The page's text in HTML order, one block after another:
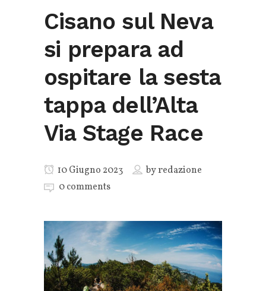
Cisano sul Neva
si prepara ad
ospitare la sesta
tappa dell’Alta
Via Stage Race
10 Giugno 2023 byredazione
0 comments